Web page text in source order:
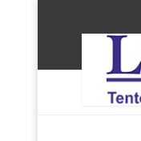
Liberty